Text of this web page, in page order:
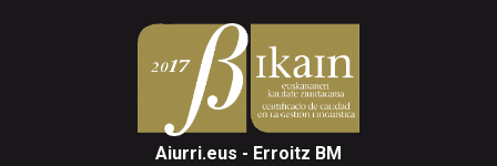
Aiurri.eus - Erroitz BM